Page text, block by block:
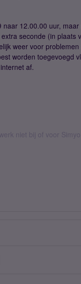
12.00.00 uur,
seconde (in plaats
weer voor
worden toegevoegd
af.
niet bij of voor